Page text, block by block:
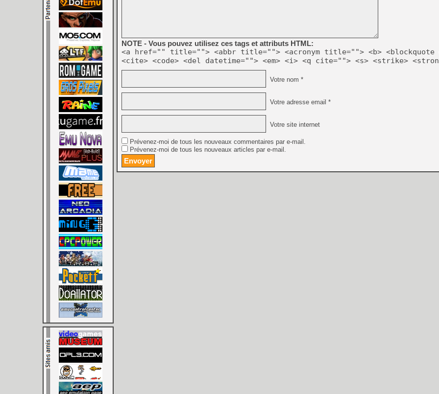
[GK] Déjà des
[Mo5] Brickboy cherche à
[GK] Minecraft et ses «
[GK] Beast of
[GK] Ubisoft : fin de partie
[GK] Mémoire cash -
[GK] Dan Houser (GTA)
[GK] Comment EA Sports
[GK] Crimson Moon : un
[GK] Isle of Reveries : le
NOTE - Vous pouvez utilisez ces tags et attributs HTML:
<a href="" title=""> <abbr title=""> <acronym title=""> <b> <blockquote
<cite> <code> <del datetime=""> <em> <i> <q cite=""> <s> <strike>
Votre nom *
Votre adresse email *
Votre site internet
Prévenez-moi de tous les nouveaux commentaires par e-mail.
Prévenez-moi de tous les nouveaux articles par e-mail.